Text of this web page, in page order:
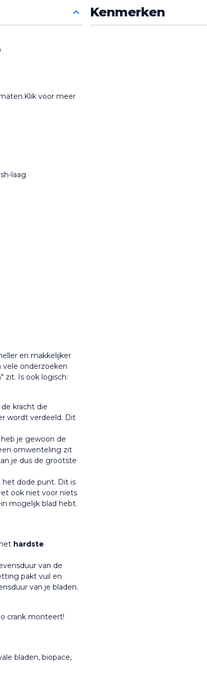
voor meer
laag
en makkelijker
vele onderzoeken
zit. Is ook logisch:
kracht die
wordt verdeeld. Dit
je gewoon de
omwenteling zit
je dus de grootste
dode punt. Dit is
ook niet voor niets
mogelijk blad hebt.
hardste
van de
pakt vuil en
van je bladen.
crank monteert!
bladen, biopace,
Kenmerken